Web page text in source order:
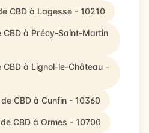
CBD à Lagesse - 10210
à Précy-Saint-Martin
à Lignol-le-Château -
CBD à Cunfin - 10360
CBD à Ormes - 10700